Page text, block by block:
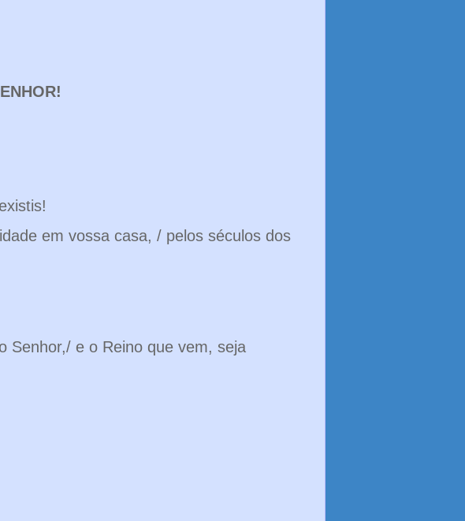
em vossa casa, / pelos séculos dos
Senhor,/ e o Reino que vem, seja